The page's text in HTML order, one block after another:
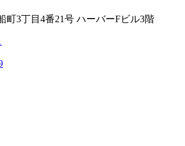
町3丁目4番21号 ハーバーFビル3階